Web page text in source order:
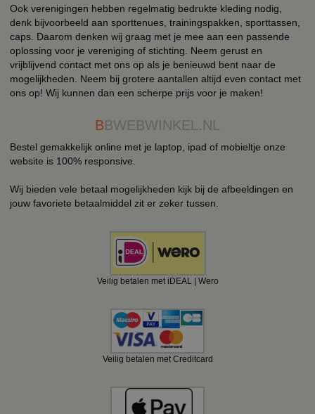
Ook verenigingen hebben regelmatig bedrukte kleding nodig,
denk bijvoorbeeld aan sporttenues, trainingspakken, sporttassen,
caps. Daarom denken wij graag met je mee aan een passende
oplossing voor je vereniging of stichting. Neem gerust en
vrijblijvend contact met ons op als je benieuwd bent naar de
mogelijkheden. Neem bij grotere aantallen altijd even contact met
ons op! Wij kunnen dan een scherpe prijs voor je maken!
BBWEBWINKEL.NL
Bestel gemakkelijk online met je laptop, ipad of mobieltje onze
website is 100% responsive.
Wij bieden vele betaal mogelijkheden kijk bij de afbeeldingen en
jouw favoriete betaalmiddel zit er zeker tussen.
Veilig betalen met iDEAL | Wero
Veilig betalen met Creditcard